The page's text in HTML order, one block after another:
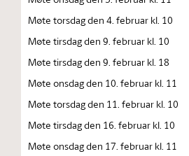
Møte torsdag den 4. februar kl. 10
Møte tirsdag den 9. februar kl. 10
Møte tirsdag den 9. februar kl. 18
Møte onsdag den 10. februar kl. 11
Møte torsdag den 11. februar kl. 10
Møte tirsdag den 16. februar kl. 10
Møte onsdag den 17. februar kl. 11